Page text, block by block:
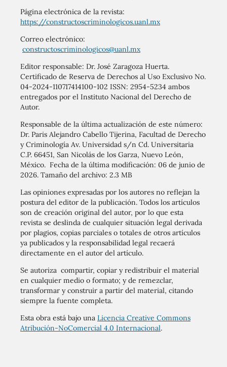
Página electrónica de la revista:
https://constructoscriminologicos.uanl.mx
Correo electrónico:
constructoscriminologicos@uanl.mx
Editor responsable: Dr. José Zaragoza Huerta.
Certificado de Reserva de Derechos al Uso Exclusivo No.
04-2024-110717414100-102 ISSN: 2954-5234 ambos
entregados por el Instituto Nacional del Derecho de
Autor.
Responsable de la última actualización de este número:
Dr. Paris Alejandro Cabello Tijerina, Facultad de Derecho
y Criminología Av. Universidad s/n Cd. Universitaria
C.P. 66451, San Nicolás de los Garza, Nuevo León,
México. Fecha de la última modificación: 06 de junio de
2026. Tamaño del archivo: 2.3 MB
Las opiniones expresadas por los autores no reflejan la
postura del editor de la publicación. Todos los artículos
son de creación original del autor, por lo que esta
revista se deslinda de cualquier situación legal derivada
por plagios, copias parciales o totales de otros artículos
ya publicados y la responsabilidad legal recaerá
directamente en el autor del artículo.
Se autoriza compartir, copiar y redistribuir el material
en cualquier medio o formato; y de remezclar,
transformar y construir a partir del material, citando
siempre la fuente completa.
Esta obra está bajo una Licencia Creative Commons
Atribución-NoComercial 4.0 Internacional.